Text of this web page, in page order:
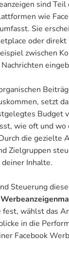
sind
wie
Sie
oder direkt
zwischen
setzt
Budget
wie oft und wo
die gezielte
Zielgruppen
Inhalte.
Steuerung
fest, wählst das
in die
Facebook